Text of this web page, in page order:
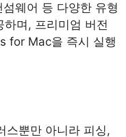
웨어 등 다양한 유형
며, 프리미엄 버전
for Mac을 즉시 실행
스뿐만 아니라 피싱,